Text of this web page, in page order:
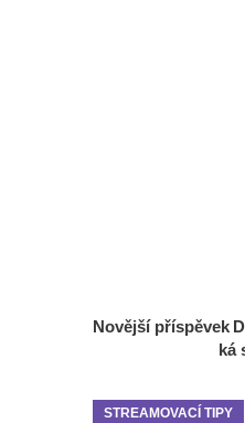
Novější příspěvek
ká
STREAMOVACÍ TIPY